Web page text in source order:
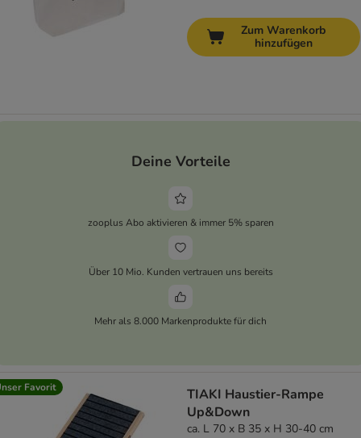
Zum Warenkorb
hinzufügen
Deine Vorteile
zooplus Abo aktivieren & immer 5% sparen
Über 10 Mio. Kunden vertrauen uns bereits
Mehr als 8.000 Markenprodukte für dich
Favorit
TIAKI Haustier-Rampe
Up&Down
ca. L 70 x B 35 x H 30-40 cm